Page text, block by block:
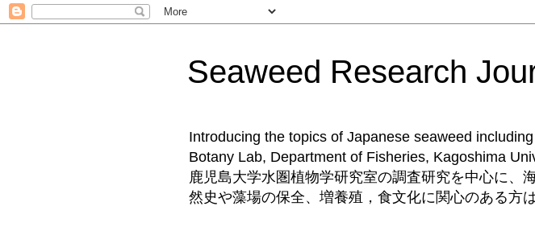
Seaweed Research
Introducing the topics of Japanese seaweed
Botany Lab, Department of Fisheries,
鹿児島大学水圏植物学研究室の調査研究を中心に、
然史や藻場の保全、増養殖，食文化に関心のある方は